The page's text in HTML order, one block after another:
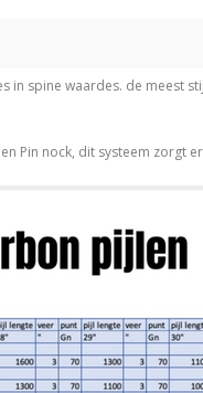
in spine waardes. de meest
Pin nock, dit systeem zorgt